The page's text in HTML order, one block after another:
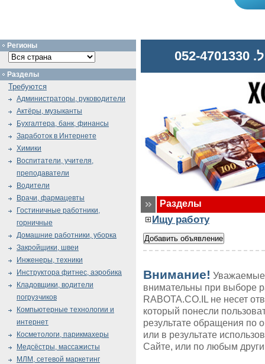
Разделы
Ищу работу
Внимание! Уважаемые
внимательны при выборе
RABOTA.CO.IL не несет
который понесли
результате обращения
или в результате
Сайте, или по любым
Регионы
Разделы
Требуются
Администраторы, руководители
Актёры, музыканты
Бухгалтера, банк, финансы
Заработок в Интернете
Химики
Воспитатели, учителя,
преподаватели
Водители
Врачи, фармацевты
Гостиничные работники,
горничные
Домашние работники, уборка
Закройщики, швеи
Инженеры, техники
Инструктора фитнес, аэробика
Кладовщики, водители
погрузчиков
Компьютерные технологии и
интернет
Косметологи, парикмахеры
Медсёстры, массажисты
МЛМ, сетевой маркетинг